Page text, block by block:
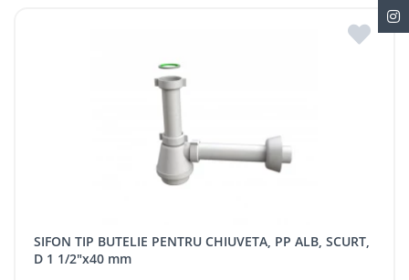
SIFON TIP BUTELIE PENTRU CHIUVETA, PP ALB, SCURT,
D 1 1/2"x40 mm